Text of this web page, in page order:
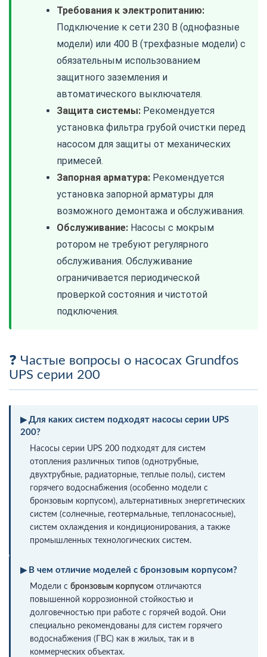
Требования к электропитанию:
Подключение к сети 230 В (однофазные
модели) или 400 В (трехфазные модели) с
обязательным использованием
защитного заземления и
автоматического выключателя.
Защита системы: Рекомендуется
установка фильтра грубой очистки перед
насосом для защиты от механических
примесей.
Запорная арматура: Рекомендуется
установка запорной арматуры для
возможного демонтажа и обслуживания.
Обслуживание: Насосы с мокрым
ротором не требуют регулярного
обслуживания. Обслуживание
ограничивается периодической
проверкой состояния и чистотой
подключения.
Частые вопросы о насосах Grundfos
UPS серии 200
Для каких систем подходят насосы серии UPS
200?
Насосы серии UPS 200 подходят для систем
отопления различных типов (однотрубные,
двухтрубные, радиаторные, теплые полы), систем
горячего водоснабжения (особенно модели с
бронзовым корпусом), альтернативных энергетических
систем (солнечные, геотермальные, теплонасосные),
систем охлаждения и кондиционирования, а также
промышленных технологических систем.
В чем отличие моделей с бронзовым корпусом?
Модели с бронзовым корпусом отличаются
повышенной коррозионной стойкостью и
долговечностью при работе с горячей водой. Они
специально рекомендованы для систем горячего
водоснабжения (ГВС) как в жилых, так и в
коммерческих объектах.